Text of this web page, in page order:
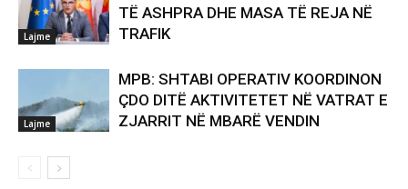
Lajme
TË ASHPRA DHE MASA TË REJA NË
TRAFIK
Lajme
MPB: SHTABI OPERATIV KOORDINON
ÇDO DITË AKTIVITETET NË VATRAT E
ZJARRIT NË MBARË VENDIN